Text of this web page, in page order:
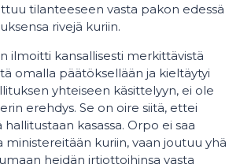
tilanteeseen vasta pakon edessä
rivejä kuriin.
ilmoitti kansallisesti merkittävistä
omalla päätöksellään ja kieltäytyi
yhteiseen käsittelyyn, ei ole
erehdys. Se on oire siitä, ettei
kasassa. Orpo ei saa
ministereitään kuriin, vaan joutuu yhä
heidän irtiottoihinsa vasta